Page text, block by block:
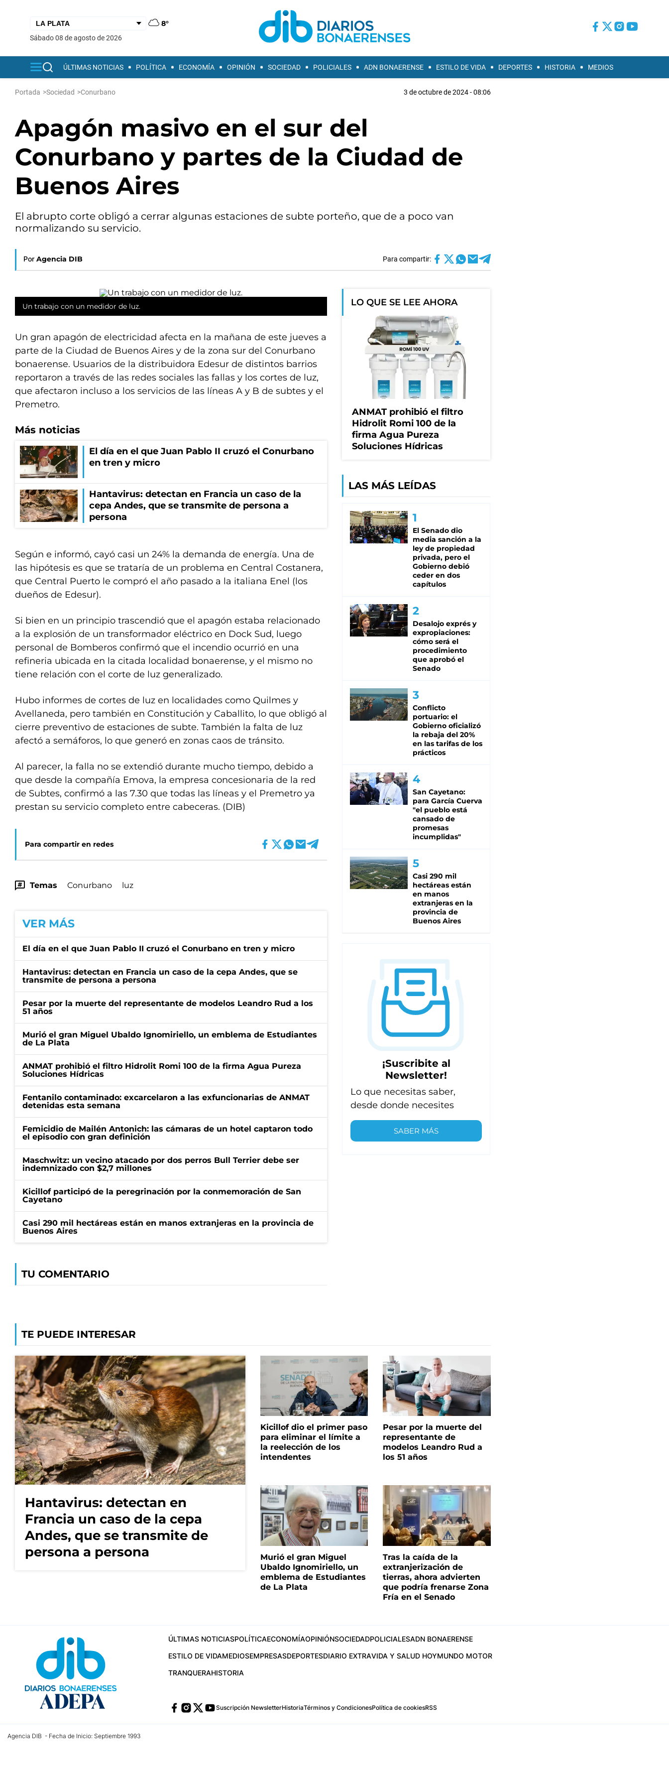
8°
sábado 08 de agosto de 2026
ÚLTIMAS NOTICIAS POLÍTICA ECONOMÍA OPINIÓN SOCIEDAD POLICIALES ADN BONAERENSE ESTILO DE VIDA DEPORTES HISTORIA MEDIOS
Portada >Sociedad >Conurbano 3 de octubre de 2024 - 08:06
Apagón masivo en el sur del
Conurbano y partes de la Ciudad de
Buenos Aires
El abrupto corte obligó a cerrar algunas estaciones de subte porteño, que de a poco van
normalizando su servicio.
Por Agencia DIB Para compartir:
Un trabajo con un medidor de luz.
Un gran apagón de electricidad afecta en la mañana de este jueves a
parte de la Ciudad de Buenos Aires y de la zona sur del Conurbano
bonaerense. Usuarios de la distribuidora Edesur de distintos barrios
reportaron a través de las redes sociales las fallas y los cortes de luz,
que afectaron incluso a los servicios de las líneas A y B de subtes y el
Premetro.
Más noticias
El día en el que Juan Pablo II cruzó el Conurbano
en tren y micro
Hantavirus: detectan en Francia un caso de la
cepa Andes, que se transmite de persona a
persona
Según e informó, cayó casi un 24% la demanda de energía. Una de
las hipótesis es que se trataría de un problema en Central Costanera,
que Central Puerto le compró el año pasado a la italiana Enel (los
dueños de Edesur).
Si bien en un principio trascendió que el apagón estaba relacionado
a la explosión de un transformador eléctrico en Dock Sud, luego
personal de Bomberos confirmó que el incendio ocurrió en una
refineria ubicada en la citada localidad bonaerense, y el mismo no
tiene relación con el corte de luz generalizado.
Hubo informes de cortes de luz en localidades como Quilmes y
Avellaneda, pero también en Constitución y Caballito, lo que obligó al
cierre preventivo de estaciones de subte. También la falta de luz
afectó a semáforos, lo que generó en zonas caos de tránsito.
Al parecer, la falla no se extendió durante mucho tiempo, debido a
que desde la compañía Emova, la empresa concesionaria de la red
de Subtes, confirmó a las 7.30 que todas las líneas y el Premetro ya
prestan su servicio completo entre cabeceras. (DIB)
Para compartir en redes
Temas Conurbano luz
VER MÁS
El día en el que Juan Pablo II cruzó el Conurbano en tren y micro
Hantavirus: detectan en Francia un caso de la cepa Andes, que se
transmite de persona a persona
Pesar por la muerte del representante de modelos Leandro Rud a los
51 años
Murió el gran Miguel Ubaldo Ignomiriello, un emblema de Estudiantes
de La Plata
ANMAT prohibió el filtro Hidrolit Romi 100 de la firma Agua Pureza
Soluciones Hídricas
Fentanilo contaminado: excarcelaron a las exfuncionarias de ANMAT
detenidas esta semana
Femicidio de Mailén Antonich: las cámaras de un hotel captaron todo
el episodio con gran definición
Maschwitz: un vecino atacado por dos perros Bull Terrier debe ser
indemnizado con $2,7 millones
Kicillof participó de la peregrinación por la conmemoración de San
Cayetano
Casi 290 mil hectáreas están en manos extranjeras en la provincia de
Buenos Aires
TU COMENTARIO
LO QUE SE LEE AHORA
ANMAT prohibió el filtro
Hidrolit Romi 100 de la
firma Agua Pureza
Soluciones Hídricas
LAS MÁS LEÍDAS
El Senado dio
media sanción a la
ley de propiedad
privada, pero el
Gobierno debió
ceder en dos
capítulos
Desalojo exprés y
expropiaciones:
cómo será el
procedimiento
que aprobó el
Senado
Conflicto
portuario: el
Gobierno oficializó
la rebaja del 20%
en las tarifas de los
prácticos
San Cayetano:
para García Cuerva
"el pueblo está
cansado de
promesas
incumplidas"
Casi 290 mil
hectáreas están
en manos
extranjeras en la
provincia de
Buenos Aires
¡Suscribite al
Newsletter!
Lo que necesitas saber,
desde donde necesites
SABER MÁS
TE PUEDE INTERESAR
Hantavirus: detectan en
Francia un caso de la cepa
Andes, que se transmite de
persona a persona
Kicillof dio el primer paso
para eliminar el límite a
la reelección de los
intendentes
Pesar por la muerte del
representante de
modelos Leandro Rud a
los 51 años
Murió el gran Miguel
Ubaldo Ignomiriello, un
emblema de Estudiantes
de La Plata
Tras la caída de la
extranjerización de
tierras, ahora advierten
que podría frenarse Zona
Fría en el Senado
ÚLTIMAS NOTICIASPOLÍTICAECONOMÍAOPINIÓNSOCIEDADPOLICIALESADN BONAERENSE
ESTILO DE VIDAMEDIOSEMPRESASDEPORTESDIARIO EXTRAVIDA Y SALUD HOYMUNDO MOTOR
TRANQUERAHISTORIA
Suscripción NewsletterHistoriaTérminos y CondicionesPolítica de cookiesRSS
Agencia DIB - Fecha de Inicio: Septiembre 1993